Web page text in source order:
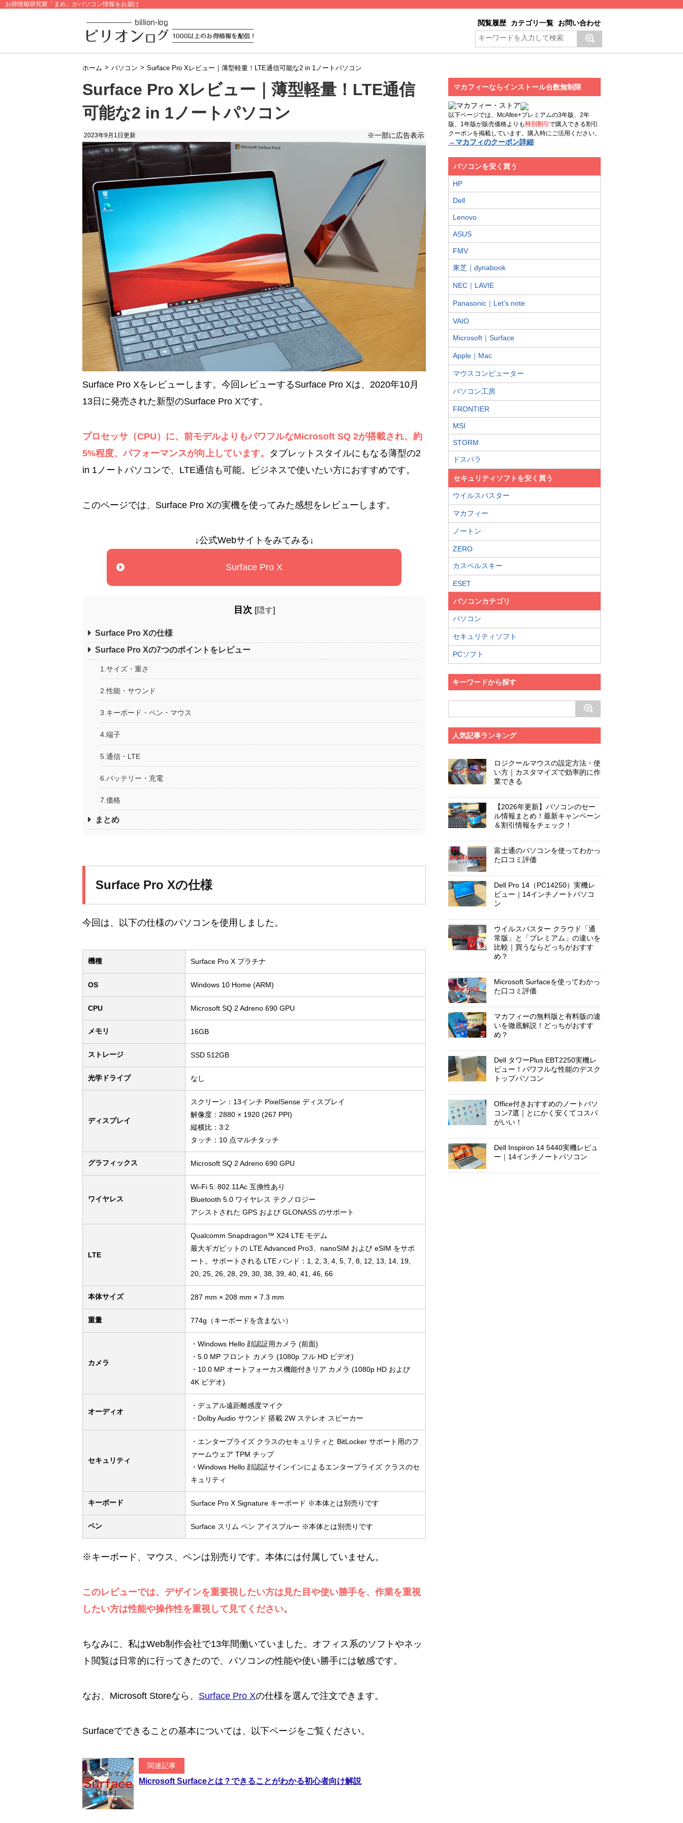
お得情報研究家「まめ」がパソコン情報をお届け
閲覧履歴 カテゴリ一覧 お問い合わせ
ホーム > パソコン > Surface Pro Xレビュー｜薄型軽量！LTE通信可能な2 in 1ノートパソコン
Surface Pro Xレビュー｜薄型軽量！LTE通信
可能な2 in 1ノートパソコン
2023年9月1日 更新 ※一部に広告表示
Surface Pro Xをレビューします。今回レビューするSurface Pro Xは、2020年10月
13日に発売された新型のSurface Pro Xです。
プロセッサ（CPU）に、前モデルよりもパワフルなMicrosoft SQ 2が搭載され、約
5%程度、パフォーマンスが向上しています。 タブレットスタイルにもなる薄型の2
in 1ノートパソコンで、LTE通信も可能。ビジネスで使いたい方におすすめです。
このページでは、Surface Pro Xの実機を使ってみた感想をレビューします。
↓公式Webサイトをみてみる↓
Surface Pro X
目次 [隠す]
Surface Pro Xの仕様
Surface Pro Xの7つのポイントをレビュー
1.サイズ・重さ
2.性能・サウンド
3.キーボード・ペン・マウス
4.端子
5.通信・LTE
6.バッテリー・充電
7.価格
まとめ
Surface Pro Xの仕様
今回は、以下の仕様のパソコンを使用しました。
機種 Surface Pro X プラチナ
OS Windows 10 Home (ARM)
CPU Microsoft SQ 2 Adreno 690 GPU
メモリ 16GB
ストレージ SSD 512GB
光学ドライブ なし
ディスプレイ
スクリーン：13インチ PixelSense ディスプレイ
解像度：2880 × 1920 (267 PPI)
縦横比：3:2
タッチ：10 点マルチタッチ
グラフィックス Microsoft SQ 2 Adreno 690 GPU
ワイヤレス
Wi-Fi 5: 802.11Ac 互換性あり
Bluetooth 5.0 ワイヤレス テクノロジー
アシストされた GPS および GLONASS のサポート
LTE
Qualcomm Snapdragon™ X24 LTE モデム
最大ギガビットの LTE Advanced Pro3、nanoSIM および eSIM をサポ
ート。サポートされる LTE バンド：1, 2, 3, 4, 5, 7, 8, 12, 13, 14, 19,
20, 25, 26, 28, 29, 30, 38, 39, 40, 41, 46, 66
本体サイズ 287 mm × 208 mm × 7.3 mm
重量 774g（キーボードを含まない）
カメラ
・Windows Hello 顔認証用カメラ (前面)
・5.0 MP フロント カメラ (1080p フル HD ビデオ)
・10.0 MP オートフォーカス機能付きリア カメラ (1080p HD および
4K ビデオ)
オーディオ
・デュアル遠距離感度マイク
・Dolby Audio サウンド 搭載 2W ステレオ スピーカー
セキュリティ
・エンタープライズ クラスのセキュリティと BitLocker サポート用のフ
ァームウェア TPM チップ
・Windows Hello 顔認証サインインによるエンタープライズ クラスのセ
キュリティ
キーボード Surface Pro X Signature キーボード ※本体とは別売りです
ペン Surface スリム ペン アイスブルー ※本体とは別売りです
※キーボード、マウス、ペンは別売りです。本体には付属していません。
このレビューでは、デザインを重要視したい方は見た目や使い勝手を、作業を重視
したい方は性能や操作性を重視して見てください。
ちなみに、私はWeb制作会社で13年間働いていました。オフィス系のソフトやネッ
ト閲覧は日常的に行ってきたので、パソコンの性能や使い勝手には敏感です。
なお、Microsoft Storeなら、 Surface Pro Xの仕様を選んで注文できます。
Surfaceでできることの基本については、以下ページをご覧ください。
関連記事
Microsoft Surfaceとは？できることがわかる初心者向け解説
マカフィーならインストール台数無制限
以下ページでは、McAfee+プレミアムの3年版、2年
版、1年版が販売価格よりも特別割引 で購入できる割引
クーポンを掲載しています。購入時にご活用ください。
→マカフィのクーポン詳細
パソコンを安く買う
HP
Dell
Lenovo
ASUS
FMV
東芝｜dynabook
NEC｜LAVIE
Panasonic｜Let’s note
VAIO
Microsoft｜Surface
Apple｜Mac
マウスコンピューター
パソコン工房
FRONTIER
MSI
STORM
ドスパラ
セキュリティソフトを安く買う
ウイルスバスター
マカフィー
ノートン
ZERO
カスペルスキー
ESET
パソコンカテゴリ
パソコン
セキュリティソフト
PCソフト
キーワードから探す
人気記事ランキング
ロジクールマウスの設定方法・使
い方｜カスタマイズで効率的に作
業できる
【2026年更新】パソコンのセー
ル情報まとめ！最新キャンペーン
＆割引情報をチェック！
富士通のパソコンを使ってわかっ
た口コミ評価
Dell Pro 14（PC14250）実機レ
ビュー｜14インチノートパソコ
ン
ウイルスバスター クラウド「通
常版」と「プレミアム」の違いを
比較｜買うならどっちがおすす
め？
Microsoft Surfaceを使ってわかっ
た口コミ評価
マカフィーの無料版と有料版の違
いを徹底解説！どっちがおすす
め？
Dell タワーPlus EBT2250実機レ
ビュー！パワフルな性能のデスク
トップパソコン
Office付きおすすめのノートパソ
コン7選｜とにかく安くてコスパ
がいい！
Dell Inspiron 14 5440実機レビュ
ー｜14インチノートパソコン